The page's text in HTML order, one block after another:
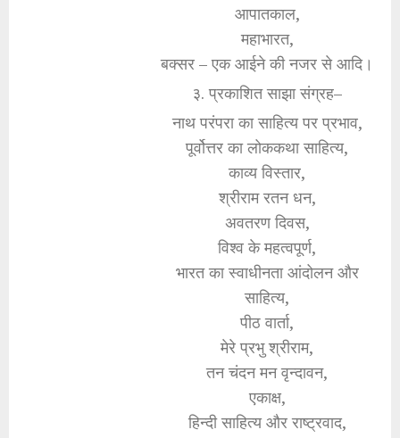
आपातकाल,
महाभारत,
बक्सर – एक आईने की नजर से आदि।
३. प्रकाशित साझा संग्रह–
नाथ परंपरा का साहित्य पर प्रभाव,
पूर्वोत्तर का लोककथा साहित्य,
काव्य विस्तार,
श्रीराम रतन धन,
अवतरण दिवस,
विश्व के महत्वपूर्ण,
भारत का स्वाधीनता आंदोलन और
साहित्य,
पीठ वार्ता,
मेरे प्रभु श्रीराम,
तन चंदन मन वृन्दावन,
एकाक्ष,
हिन्दी साहित्य और राष्ट्रवाद,